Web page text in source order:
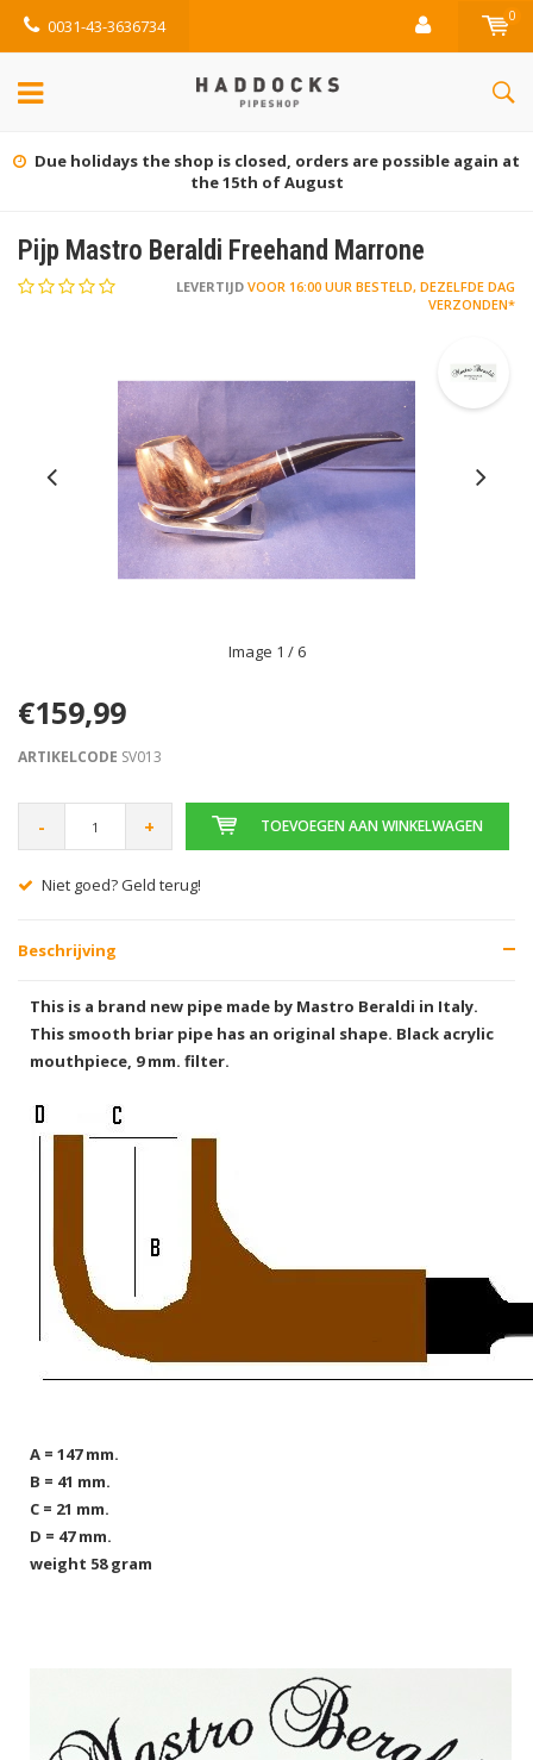
0031-43-3636734 0
Due holidays the shop is closed, orders are possible again at
the 15th of August
Pijp Mastro Beraldi Freehand Marrone
LEVERTIJD VOOR 16:00 UUR BESTELD, DEZELFDE DAG
VERZONDEN*
Image 1 / 6
€159,99
ARTIKELCODE SV013
- + TOEVOEGEN AAN WINKELWAGEN
Niet goed? Geld terug!
Beschrijving
This is a brand new pipe made by Mastro Beraldi in Italy.
This smooth briar pipe has an original shape. Black acrylic
mouthpiece, 9 mm. filter.
A = 147 mm.
B = 41 mm.
C = 21 mm.
D = 47 mm.
weight 58 gram